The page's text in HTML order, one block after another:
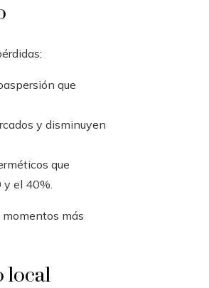
que
y disminuyen
que
y el 40%.
momentos más
local